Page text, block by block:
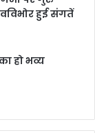
हुई संगतें
हो भव्य